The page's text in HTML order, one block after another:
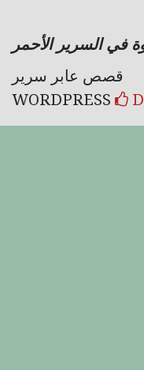
في السرير الأحمر
WORDPRESS